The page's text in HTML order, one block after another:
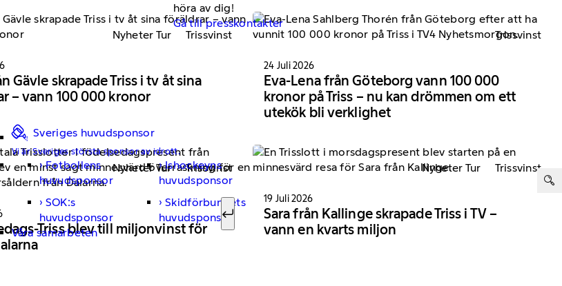
höra av dig!
Gå till presskontakter
Sveriges huvudsponsor
Vi är Sveriges största sponsor av idrott.
Fotbollens
huvudsponsor
Ishockeyns
huvudsponsor
SOK:s
huvudsponsor
Skidförbundets
huvudsponsor
Våra samarbeten
Sök efter:
Nyheter Tur Trissvinst
Gävle skrapade Triss i tv åt sina
– vann 100 000 kronor
Trissvinst
24 Juli 2026
Eva-Lena från Göteborg vann 100 000
kronor på Triss – nu kan drömmen om ett
utekök bli verklighet
Nyheter Tur Trissvinst
Triss blev till miljonvinst för
Nyheter Tur Trissvinst
19 Juli 2026
Sara från Kallinge skrapade Triss i TV –
vann en kvarts miljon